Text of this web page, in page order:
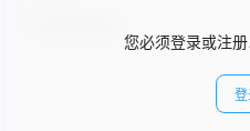
您必须登录或注